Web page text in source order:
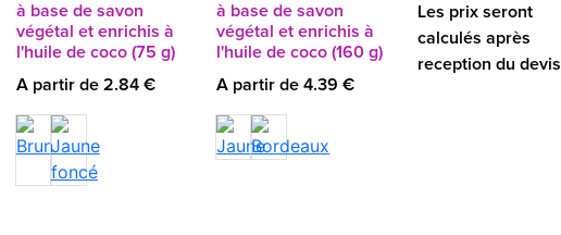
à base de savon
végétal et enrichis à
l'huile de coco (75 g)
A partir de 2.84 €
à base de savon
végétal et enrichis à
l'huile de coco (160 g)
A partir de 4.39 €
Les prix seront
calculés après
reception du devis